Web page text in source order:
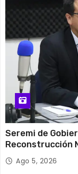
Seremi de
Reconstrucción
y el empleo en
Ago 5, 2026